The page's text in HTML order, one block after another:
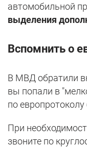
автомобильной
выделения
Вспомнить о
В МВД обратили
вы попали в
по
При
звоните по